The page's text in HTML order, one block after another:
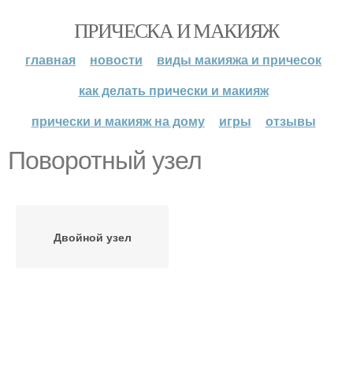
ПРИЧЕСКА И МАКИЯЖ
главная новости
виды макияжа и причесок
как делать прически и макияж
прически и макияж на дому
игры отзывы
Поворотный узел
Двойной узел